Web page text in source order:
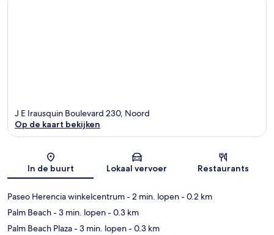
Kaart
J E Irausquin Boulevard 230, Noord
Op de kaart bekijken
In de buurt Lokaal vervoer Restaurants
Paseo Herencia winkelcentrum- 2 min. lopen- 0.2 km
Palm Beach- 3 min. lopen- 0.3 km
Palm Beach Plaza- 3 min. lopen- 0.3 km